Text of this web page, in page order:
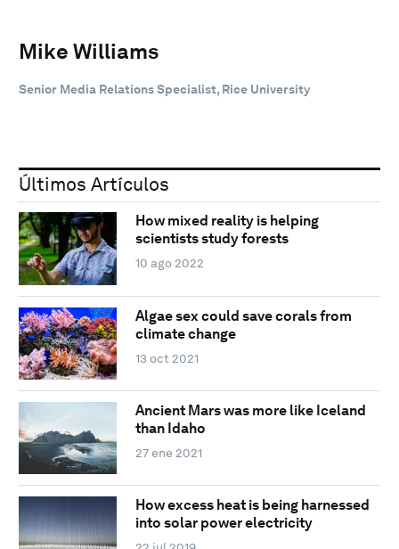
Mike Williams
Senior Media Relations Specialist, Rice University
Últimos Artículos
How mixed reality is helping
scientists study forests
10 ago 2022
Algae sex could save corals from
climate change
13 oct 2021
Ancient Mars was more like Iceland
than Idaho
27 ene 2021
How excess heat is being harnessed
into solar power electricity